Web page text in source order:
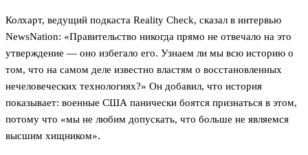
Колхарт, ведущий подкаста Reality Check, сказал в интервью
NewsNation: «Правительство никогда прямо не отвечало на это
утверждение — оно избегало его. Узнаем ли мы всю историю о
том, что на самом деле известно властям о восстановленных
нечеловеческих технологиях?» Он добавил, что история
показывает: военные США панически боятся признаться в этом,
потому что «мы не любим допускать, что больше не являемся
высшим хищником».